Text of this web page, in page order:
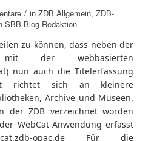
/ in ZDB Allgemein, ZDB-
SBB Blog-Redaktion
zu können, dass neben der
mit der webbasierten
nun auch die Titelerfassung
richtet sich an kleinere
Archive und Museen.
ZDB verzeichnet worden
WebCat-Anwendung erfasst
opac.de Für die